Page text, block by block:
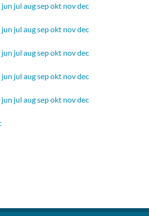
jun jul augsepokt novdec
jun jul augsepokt novdec
jun jul augsepokt novdec
jun jul augsepokt novdec
jun jul augsepokt novdec